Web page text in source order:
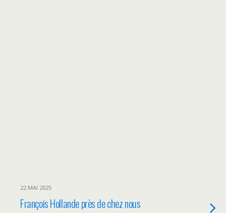
22 MAI 2025
François Hollande près de chez nous